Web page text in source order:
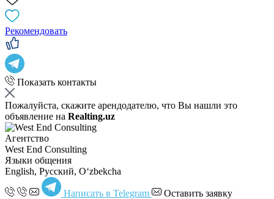
Рекомендовать
Показать контакты
Пожалуйста, скажите арендодателю, что Вы нашли это
объявление на Realting.uz
Агентство
West End Consulting
Языки общения
English, Русский, Oʻzbekcha
Написать в Telegram Оставить заявку